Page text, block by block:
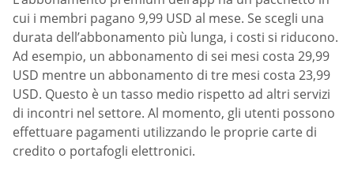
cui i membri pagano 9,99 USD al mese. Se scegli una
durata dell’abbonamento più lunga, i costi si riducono.
Ad esempio, un abbonamento di sei mesi costa 29,99
USD mentre un abbonamento di tre mesi costa 23,99
USD. Questo è un tasso medio rispetto ad altri servizi
di incontri nel settore. Al momento, gli utenti possono
effettuare pagamenti utilizzando le proprie carte di
credito o portafogli elettronici.